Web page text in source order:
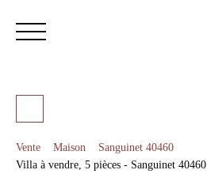
Vente Maison
Sanguinet 40460
Villa à vendre, 5 pièces - Sanguinet 40460